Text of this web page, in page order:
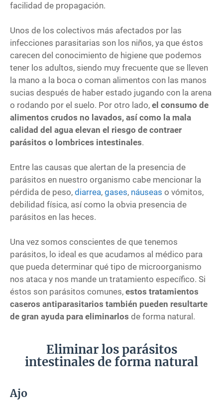
facilidad de propagación.
Unos de los colectivos más afectados por las
infecciones parasitarias son los niños, ya que éstos
carecen del conocimiento de higiene que podemos
tener los adultos, siendo muy frecuente que se lleven
la mano a la boca o coman alimentos con las manos
sucias después de haber estado jugando con la arena
o rodando por el suelo. Por otro lado, el consumo de
alimentos crudos no lavados, así como la mala
calidad del agua elevan el riesgo de contraer
parásitos o lombrices intestinales.
Entre las causas que alertan de la presencia de
parásitos en nuestro organismo cabe mencionar la
pérdida de peso, diarrea, gases, náuseas o vómitos,
debilidad física, así como la obvia presencia de
parásitos en las heces.
Una vez somos conscientes de que tenemos
parásitos, lo ideal es que acudamos al médico para
que pueda determinar qué tipo de microorganismo
nos ataca y nos mande un tratamiento específico. Si
éstos son parásitos comunes, estos tratamientos
caseros antiparasitarios también pueden resultarte
de gran ayuda para eliminarlos de forma natural.
Eliminar los parásitos
intestinales de forma natural
Ajo